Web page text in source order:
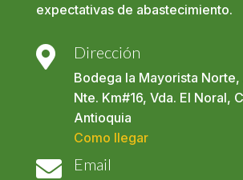
expectativas de abastecimiento.
 Dirección
Bodega la Mayorista
Nte. Km#16, Vda. El Noral,
Antioquia
Como llegar
 Email